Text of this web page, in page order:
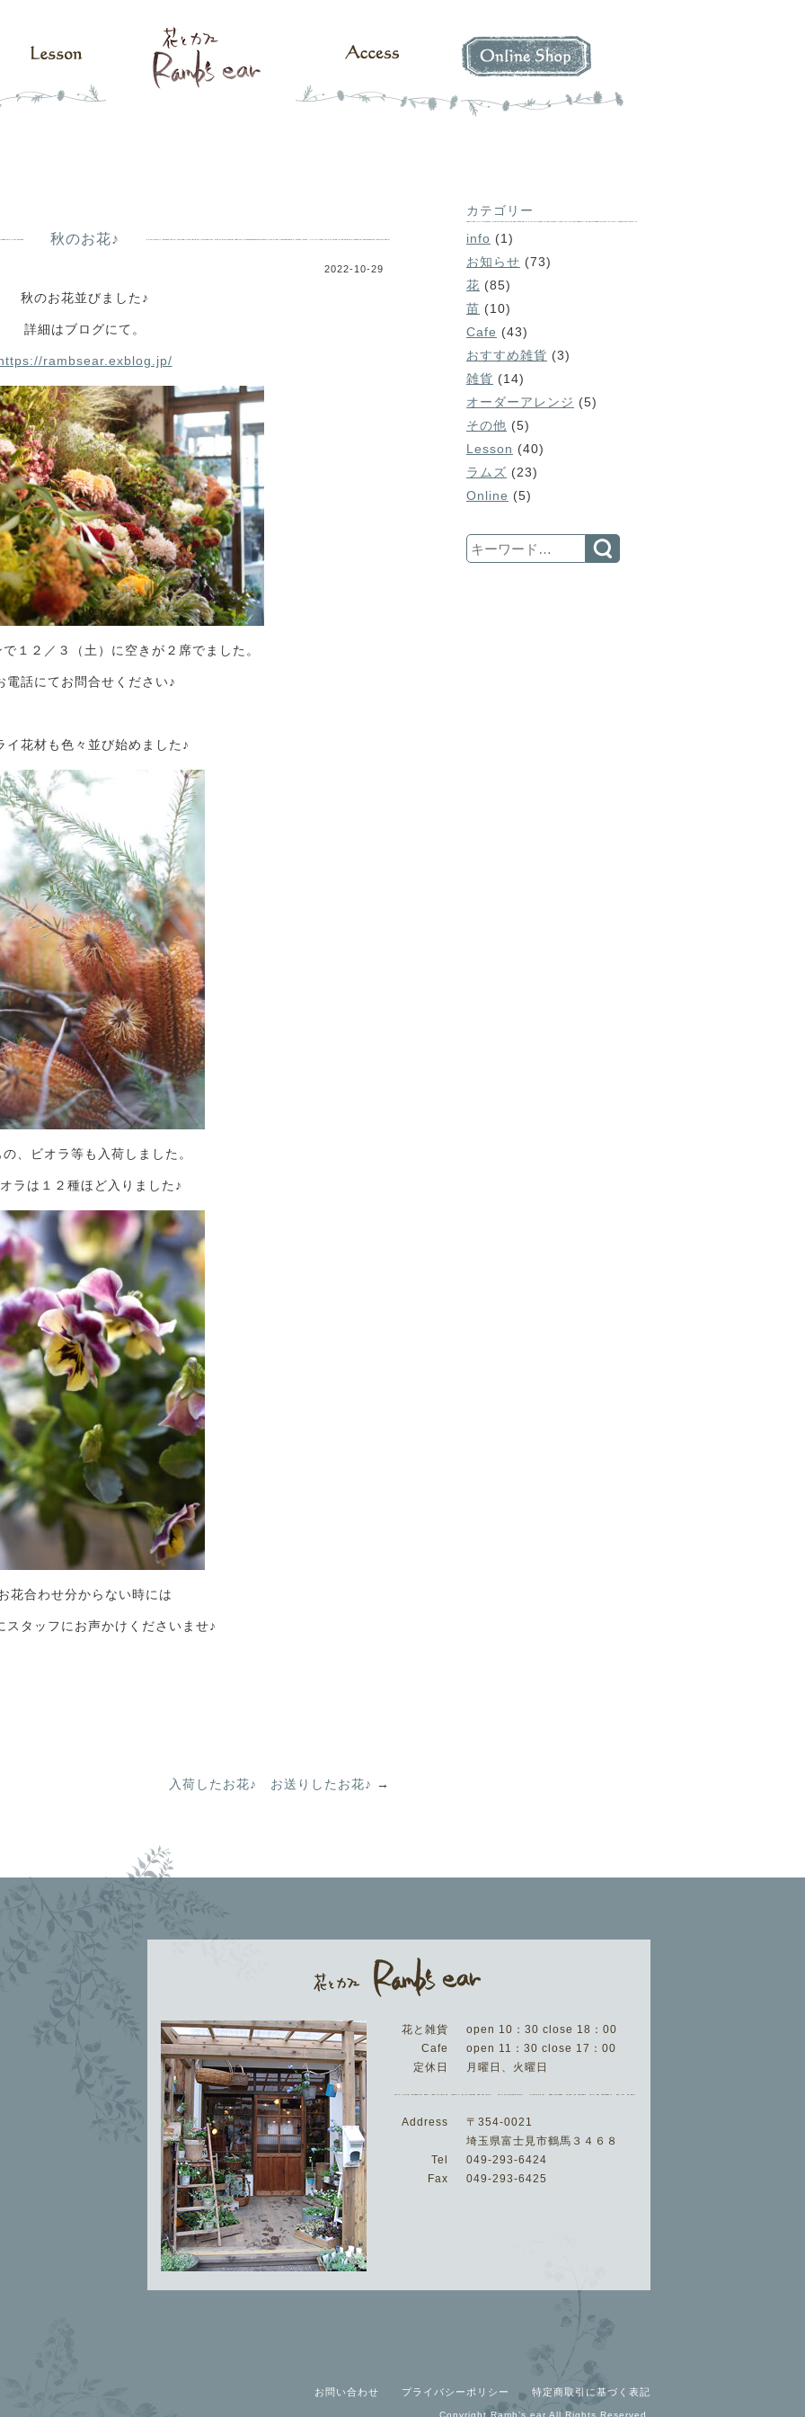
秋のお花♪
2022-10-29
秋のお花並びました♪
詳細はブログにて。
rambsear.exblog.jp/
１２／３（土）に空きが２席でました。
電話にてお問合せください♪
イ花材も色々並び始めました♪
の、ビオラ等も入荷しました。
ラは１２種ほど入りました♪
花合わせ分からない時には
スタッフにお声かけくださいませ♪
入荷したお花♪ お送りしたお花♪ →
カテゴリー
info (1)
お知らせ (73)
花 (85)
苗 (10)
Cafe (43)
おすすめ雑貨 (3)
雑貨 (14)
オーダーアレンジ (5)
その他 (5)
Lesson (40)
ラムズ (23)
Online (5)
Search
花と雑貨
open 10：30 close 18：00
Cafe
open 11：30 close 17：00
定休日
月曜日、火曜日
Address
〒354-0021
埼玉県富士見市鶴馬３４６８
Tel
049-293-6424
Fax
049-293-6425
お問い合わせ プライバシーポリシー 特定商取引に基づく表記
Copyright Ramb’s ear All Rights Reserved.